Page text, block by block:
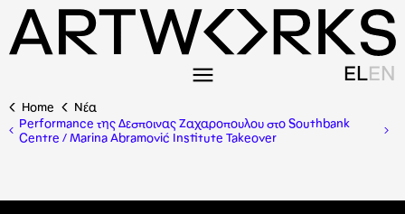
ELEN
Home
Nέα
Performance της Δεσποινας Ζαχαροπουλου στο Southbank
Centre / Marina Abramović Institute Takeover